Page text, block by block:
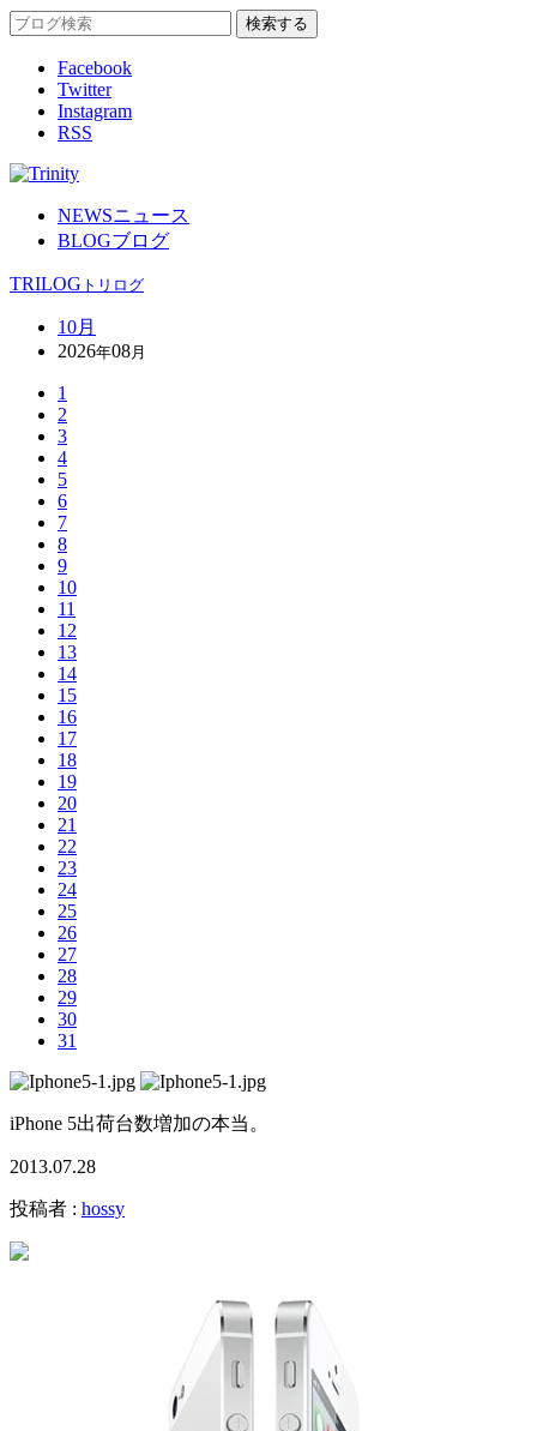
Facebook
Twitter
Instagram
RSS
NEWSニュース
BLOGブログ
TRILOG トリログ
10月
2026年08月
1
2
3
4
5
6
7
8
9
10
11
12
13
14
15
16
17
18
19
20
21
22
23
24
25
26
27
28
29
30
31
iPhone 5出荷台数増加の本当。
2013.07.28
投稿者 : hossy